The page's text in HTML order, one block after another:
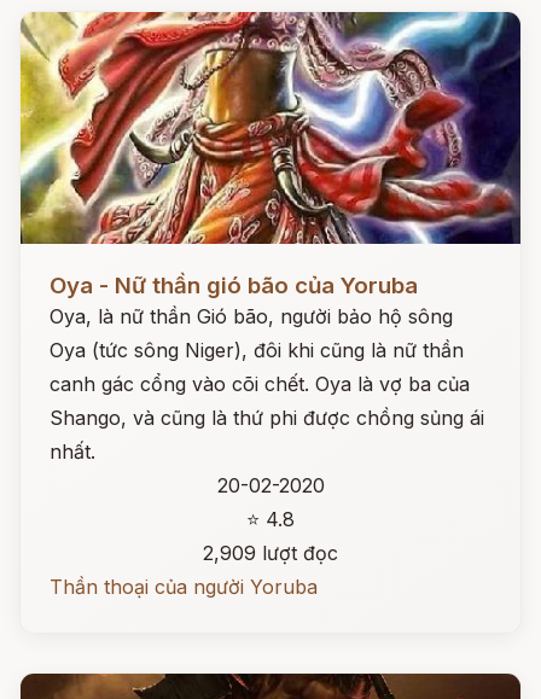
Oya - Nữ thần gió bão của Yoruba
Oya, là nữ thần Gió bão, người bảo hộ sông
Oya (tức sông Niger), đôi khi cũng là nữ thần
canh gác cổng vào cõi chết. Oya là vợ ba của
Shango, và cũng là thứ phi được chồng sủng ái
nhất.
20-02-2020
⭐ 4.8
2,909 lượt đọc
Thần thoại của người Yoruba